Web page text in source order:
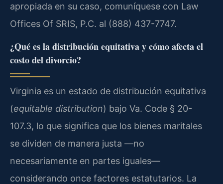
apropiada en su caso, comuníquese con Law
Offices Of SRIS, P.C. al (888) 437-7747.
¿Qué es la distribución equitativa y cómo afecta el
costo del divorcio?
Virginia es un estado de distribución equitativa
(equitable distribution) bajo Va. Code § 20-
107.3, lo que significa que los bienes maritales
se dividen de manera justa —no
necesariamente en partes iguales—
considerando once factores estatutarios. La